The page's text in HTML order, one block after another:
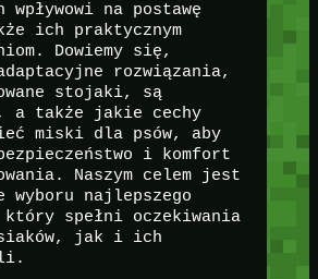
na postawę
ich praktycznym
Dowiemy się,
rozwiązania,
stojaki, są
a także jakie cechy
miski dla psów, aby
i komfort
Naszym celem jest
wyboru najlepszego
spełni oczekiwania
jak i ich